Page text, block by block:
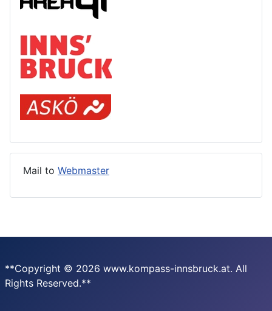
Mail to Webmaster
**Copyright © 2026 www.kompass-innsbruck.at. All
Rights Reserved.**